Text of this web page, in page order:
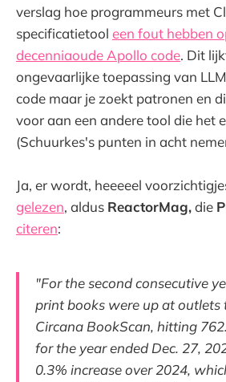
verslag hoe programmeurs met
specificatietool een fout hebben
decenniaoude Apollo code. Dit
ongevaarlijke toepassing van
code maar je zoekt patronen en
voor aan een andere tool die het
(Schuurkes's punten in acht
Ja, er wordt, heeeeel
gelezen, aldus ReactorMag,die
citeren:
"For the second consecutive
print books were up at outlets
Circana BookScan, hitting
for the year ended Dec. 27,
0.3% increase over 2024,